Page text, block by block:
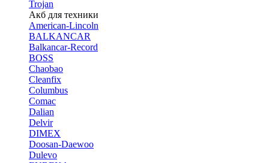
Trojan
Акб для техники
American-Lincoln
BALKANCAR
Balkancar-Record
BOSS
Chaobao
Cleanfix
Columbus
Comac
Dalian
Delvir
DIMEX
Doosan-Daewoo
Dulevo